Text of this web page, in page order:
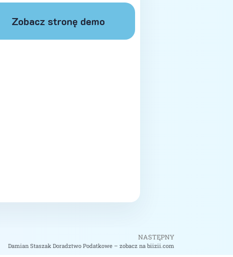
Zobacz stronę demo
NASTĘPNY
Damian Staszak Doradztwo Podatkowe – zobacz na biizii.com